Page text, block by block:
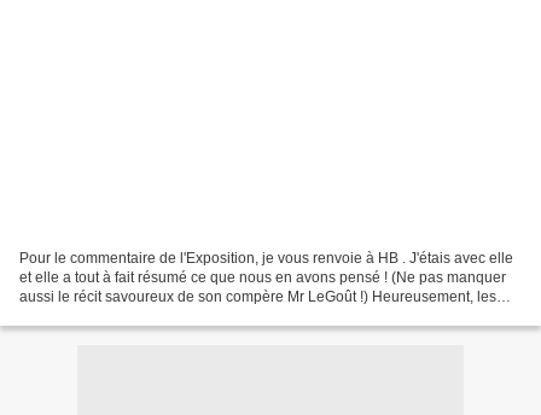
Pour le commentaire de l'Exposition, je vous renvoie à HB . J'étais avec elle
et elle a tout à fait résumé ce que nous en avons pensé ! (Ne pas manquer
aussi le récit savoureux de son compère Mr LeGoût !) Heureusement, les